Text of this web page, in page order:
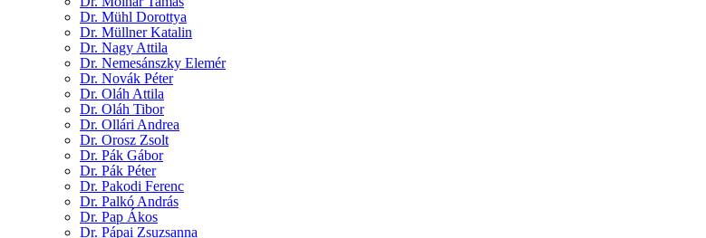
Dr. Mühl Dorottya
Dr. Müllner Katalin
Dr. Nagy Attila
Dr. Nemesánszky Elemér
Dr. Novák Péter
Dr. Oláh Attila
Dr. Oláh Tibor
Dr. Ollári Andrea
Dr. Orosz Zsolt
Dr. Pák Gábor
Dr. Pák Péter
Dr. Pakodi Ferenc
Dr. Palkó András
Dr. Pap Ákos
Dr. Pápai Zsuzsanna